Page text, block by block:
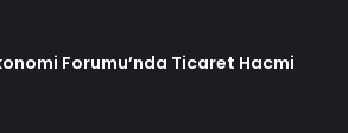
Forumu’nda Ticaret Hacmi